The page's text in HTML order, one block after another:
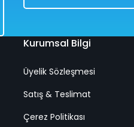
1969 Cadillac Eldorado Biarritz
Kurumsal Bilgi
Üyelik Sözleşmesi
Satış & Teslimat
Çerez Politikası